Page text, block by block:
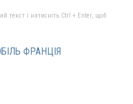
текст і натисніть Ctrl + Enter, щоб
ФРАНЦІЯ